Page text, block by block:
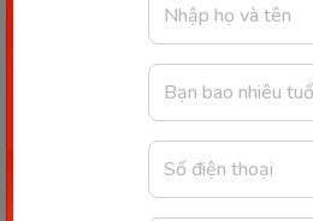
He trusts his teacher →
She feels certain about
He feels sure of his